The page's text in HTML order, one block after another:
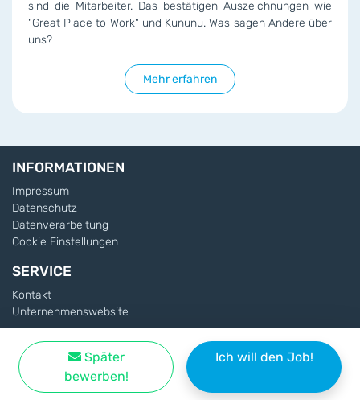
sind die Mitarbeiter. Das bestätigen Auszeichnungen wie
"Great Place to Work" und Kununu. Was sagen Andere über
uns?
Mehr erfahren
Später
bewerben!
Ich will den Job!
INFORMATIONEN
Impressum
Datenschutz
Datenverarbeitung
Cookie Einstellungen
SERVICE
Kontakt
Unternehmenswebsite
Copyright © OMS Connect GmbH - Im Auftrag von
Prüfservice GmbH